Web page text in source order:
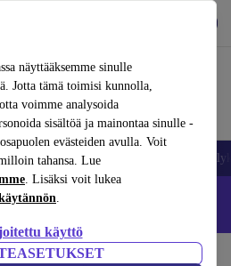
näyttääksemme sinulle
Jotta tämä toimisi kunnolla,
voimme analysoida
sisältöä ja mainontaa sinulle -
evästeiden avulla. Voit
tahansa. Lue
. Lisäksi voit lukea
.
käyttö
ja helposti
Kannettavat tietokoneet
– Koodi: IPHONEDEAL –
muut